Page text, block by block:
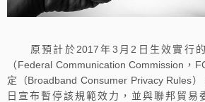
原預計於2017年3月2日生效實行的
（Federal Communication Commission，
定（Broadband Consumer Privacy Rules
日宣布暫停該規範效力，並與聯邦貿易